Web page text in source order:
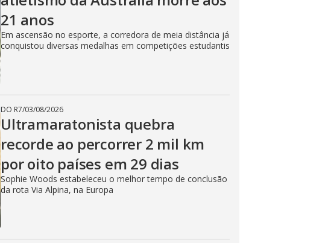
21 anos
Em ascensão no esporte, a corredora de meia distância já
conquistou diversas medalhas em competições estudantis
DO R7/03/08/2026
Ultramaratonista quebra
recorde ao percorrer 2 mil km
por oito países em 29 dias
Sophie Woods estabeleceu o melhor tempo de conclusão
da rota Via Alpina, na Europa